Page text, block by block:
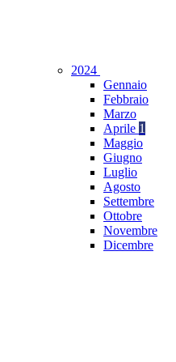
2024
Gennaio
Febbraio
Marzo
Aprile 1
Maggio
Giugno
Luglio
Agosto
Settembre
Ottobre
Novembre
Dicembre